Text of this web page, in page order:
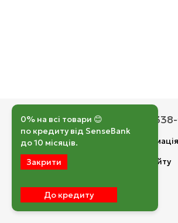
050 193-42-43 067
Контактна інформація
Повна версія сайту
Укр
0% на всі товари 😊
по кредиту від SenseBank
до 10 місяців.
Закрити
До кредиту